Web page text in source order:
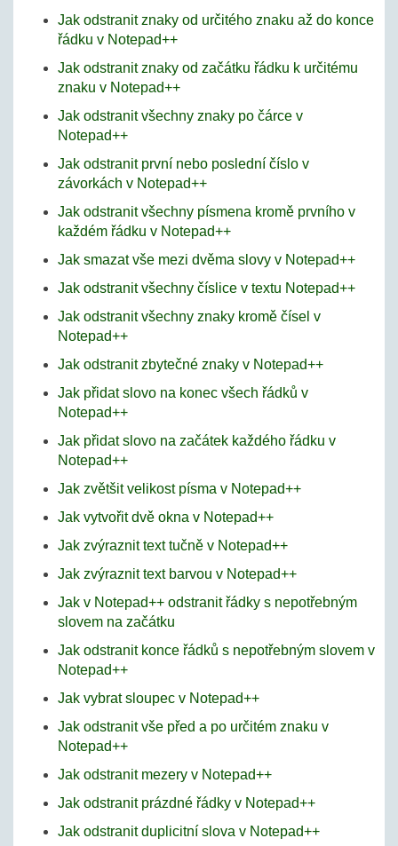
Jak odstranit znaky od určitého znaku až do konce
řádku v Notepad++
Jak odstranit znaky od začátku řádku k určitému
znaku v Notepad++
Jak odstranit všechny znaky po čárce v
Notepad++
Jak odstranit první nebo poslední číslo v
závorkách v Notepad++
Jak odstranit všechny písmena kromě prvního v
každém řádku v Notepad++
Jak smazat vše mezi dvěma slovy v Notepad++
Jak odstranit všechny číslice v textu Notepad++
Jak odstranit všechny znaky kromě čísel v
Notepad++
Jak odstranit zbytečné znaky v Notepad++
Jak přidat slovo na konec všech řádků v
Notepad++
Jak přidat slovo na začátek každého řádku v
Notepad++
Jak zvětšit velikost písma v Notepad++
Jak vytvořit dvě okna v Notepad++
Jak zvýraznit text tučně v Notepad++
Jak zvýraznit text barvou v Notepad++
Jak v Notepad++ odstranit řádky s nepotřebným
slovem na začátku
Jak odstranit konce řádků s nepotřebným slovem v
Notepad++
Jak vybrat sloupec v Notepad++
Jak odstranit vše před a po určitém znaku v
Notepad++
Jak odstranit mezery v Notepad++
Jak odstranit prázdné řádky v Notepad++
Jak odstranit duplicitní slova v Notepad++